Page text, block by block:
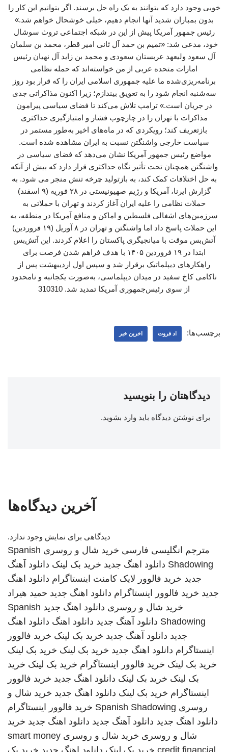
خوبی وجود دارد که بتوانند به یک راه‌ حل برسند. اگر بتوانیم این کار را
بدون بمباران شدید آنها انجام دهیم، خیلی خوشحال خواهم شد.»
رئیس جمهور آمریکا پیش از این در شبکه اجتماعی تروث سوشال
خود، مدعی شد: «تمیم بن حمد آل ثانی امیر قطر، محمد بن سلمان
آل سعود ولیعهد عربستان سعودی و محمد بن زاید آل نهیان رئیس
امارات متحده عربی از من خواسته‌اند که حمله نظامی
برنامه‌ریزی‌شده ما علیه جمهوری اسلامی ایران را که قرار بود روز
سه‌شنبه انجام شود را به تعویق بیندازم؛ زیرا اکنون مذاکراتی جدی
در جریان است.» ترامپ تلاش می‌کند تا فضای سیاسی پیرامون
مذاکرات با تهران را در چارچوب فشار و امتیازگیری حداکثری
بازتعریف کند؛ رویکردی که در ماه‌های اخیر به‌طور مستمر در
سیاست خارجی واشنگتن نسبت به ایران مشاهده شده است.
مواضع رئیس جمهور آمریکا نشان می‌دهد که فضای سیاسی در
واشنگتن همچنان تحت تأثیر نگاه حداکثری قرار دارد که بیش از آنکه
به حل اختلافات کمک کند، به بازتولید چرخه تنش منجر می شود. به
گزارش ایرنا، آمریکا و رژیم صهیونیستی در ۲۸ فوریه (۹ اسفند)
حملات نظامی را علیه ایران آغاز کردند و تهران با حملاتی به
سرزمین‌های اشغالی فلسطین و اماکن و منافع آمریکا در منطقه، به
این حملات پاسخ داد اما واشنگتن و تهران در ۸ آوریل (۱۹ فروردین)
آتش‌بس موقت با میانجیگری پاکستان را اعلام کردند. این آتش‌بس
ابتدا در ۱۹ فروردین ۱۴۰۵ با هدف فراهم شدن فرصت برای
راهکارهای دیپلماتیک برقرار شد و سپس اول اردیبهشت پس از
ناکامی کاخ سفید در میدان دیپلماسی، به‌صورت یکجانبه و نامحدود
از سوی رئیس‌جمهوری آمریکا تمدید شد. 310310
برچسب‌ها: اد فروت اخرین خبر
دیدگاهتان را بنویسید
برای نوشتن دیدگاه باید وارد بشوید.
آخرین دیدگاه‌ها
دیدگاهی برای نمایش وجود ندارد.
مترجم انگلیسی فارسی خرید شال و روسری Spanish
Shadowing دانلود اهنگ جدید خرید بک لینک دانلود آهنگ
جدید خرید فالوور لایک کامنت اینستاگرام دانلود اهنگ
جدید خرید فالوور اینستاگرام دانلود اهنگ جدید حمید هیراد
خرید شال و روسری دانلود اهنگ جدید Spanish
Shadowing دانلود آهنگ جدید دانلود اهنگ دانلود اهنگ
جدید دانلود آهنگ جدید خرید بک لینک خرید فالوور
اینستاگرام دانلود اهنگ جدید خرید بک لینک خرید بک لینک
خرید بک لینک خرید فالوور اینستاگرام خرید بک لینک خرید
بک لینک خرید بک لینک دانلود اهنگ جدید خرید فالوور
اینستاگرام خرید بک لینک دانلود اهنگ جدید خرید شال و
روسری Spanish Shadowing خرید فالوور اینستاگرام
دانلود اهنگ جدید دانلود آهنگ جدید دانلود اهنگ جدید خرید
شال و روسری خرید شال و روسری smart money
credit financial خرید بک لینک دانلود اهنگ جدید خرید بک